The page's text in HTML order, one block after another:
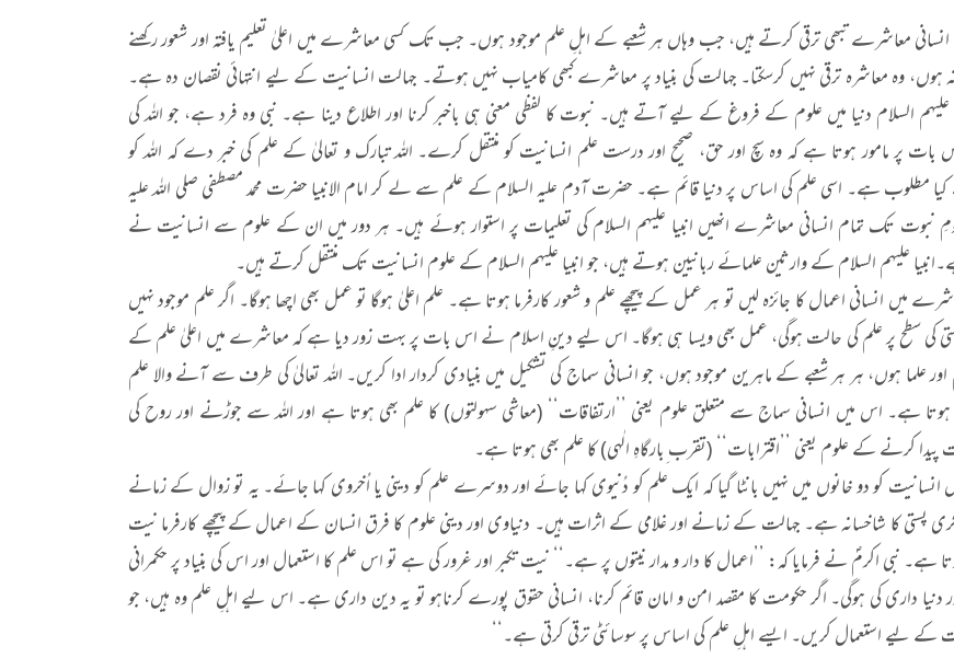
انسانی معاشرے تبھی ترقی کرتے ہیں، جب وہاں ہر شعبے کے اہلِ علم موجود ہوں۔ جب تک کسی معاشرے میں اعلیٰ تعلیم یافتہ اور شعور رکھنے
ہوں، وہ معاشرہ ترقی نہیں کرسکتا۔ جہالت کی بنیاد پر معاشرے کبھی کامیاب نہیں ہوتے۔ جہالت انسانیت کے لیے انتہائی نقصان دہ ہے۔
علیہم السلام دنیا میں علوم کے فروغ کے لیے آتے ہیں۔ نبوت کا لفظی معنی ہی باخبر کرنا اور اطلاع دینا ہے۔ نبی وہ فرد ہے، جو اللہ کی
پر مامور ہوتا ہے کہ وہ سچ اور حق، صحیح اور درست علم انسانیت کو منتقل کرے۔ اللہ تبارک و تعالیٰ کے علم کی خبر دے کہ اللہ کو
مطلوب ہے۔ اسی علم کی اساس پر دنیا قائم ہے۔ حضرت آدم علیہ السلام کے علم سے لے کر امام الانبیا حضرت محمد مصطفی صلی اللہ علیہ
نبوت تک تمام انسانی معاشرے انھیں انبیا علیہم السلام کی تعلیمات پر استوار ہوئے ہیں۔ ہر دور میں ان کے علوم سے انسانیت نے
علیہم السلام کے وارثین علمائے ربانیین ہوتے ہیں، جو انبیا علیہم السلام کے علوم انسانیت تک منتقل کرتے ہیں۔
میں انسانی اعمال کا جائزہ لیں تو ہر عمل کے پیچھے علم و شعور کارفرما ہوتا ہے۔ علم اعلیٰ ہوگا تو عمل بھی اچھا ہوگا۔ اگر علم موجود نہیں
کی سطح پر علم کی حالت ہوگی، عمل بھی ویسا ہی ہوگا۔ اس لیے دینِ اسلام نے اس بات پر بہت زور دیا ہے کہ معاشرے میں اعلیٰ علم کے
علما ہوں، ہر ہر شعبے کے ماہرین موجود ہوں، جو انسانی سماج کی تشکیل میں بنیادی کردار ادا کریں۔ اللہ تعالیٰ کی طرف سے آنے والا علم
ہوتا ہے۔ اس میں انسانی سماج سے متعلق علوم یعنی ’’ارتفاقات‘‘ (معاشی سہولتوں) کا علم بھی ہوتا ہے اور اللہ سے جوڑنے اور روح کی
کرنے کے علوم یعنی ’’اقترابات‘‘ (تقرب ِبارگاہِ الٰہی) کا علم بھی ہوتا ہے۔
انسانیت کو دو خانوں میں نہیں بانٹا گیا کہ ایک علم کو دُنیوی کہا جائے اور دوسرے علم کو دینی یا اُخروی کہا جائے۔ یہ تو زوال کے زمانے
پستی کا شاخسانہ ہے۔ جہالت کے زمانے اور غلامی کے اثرات ہیں۔ دنیاوی اور دینی علوم کا فرق انسان کے اعمال کے پیچھے کارفرما نیت
ہے۔ نبی اکرمؐ نے فرمایا کہ: ’’اعمال کا دار و مدار نیتوں پر ہے۔‘‘ نیت تکبر اور غرور کی ہے تو اس علم کا استعمال اور اس کی بنیاد پر حکمرانی
دنیا داری کی ہوگی۔ اگر حکومت کا مقصد امن و امان قائم کرنا، انسانی حقوق پورے کرناہو تو یہ دین داری ہے۔ اس لیے اہلِ علم وہ ہیں، جو
کے لیے استعمال کریں۔ ایسے اہلِ علم کی اساس پر سوسائٹی ترقی کرتی ہے۔‘‘